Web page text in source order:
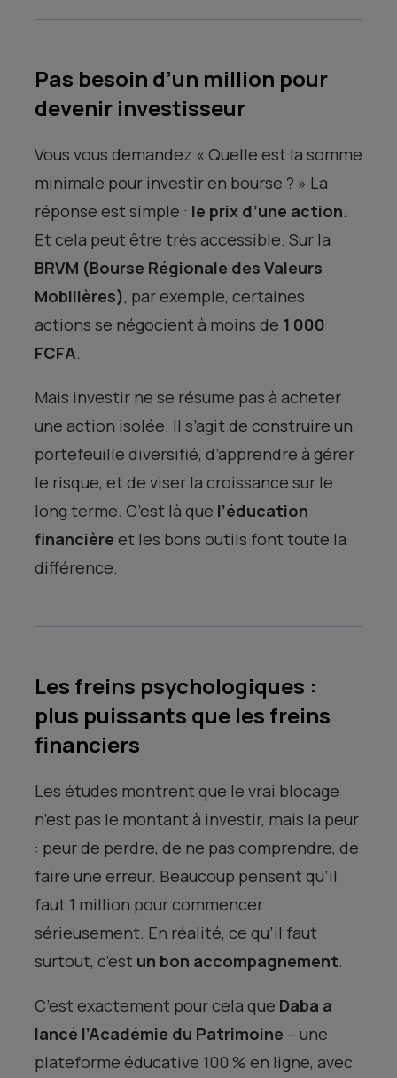
Pas besoin d’un million pour
devenir investisseur
Vous vous demandez « Quelle est la somme
minimale pour investir en bourse ? » La
réponse est simple : le prix d’une action.
Et cela peut être très accessible. Sur la
BRVM (Bourse Régionale des Valeurs
Mobilières), par exemple, certaines
actions se négocient à moins de 1 000
FCFA.
Mais investir ne se résume pas à acheter
une action isolée. Il s’agit de construire un
portefeuille diversifié, d’apprendre à gérer
le risque, et de viser la croissance sur le
long terme. C’est là que l’éducation
financière et les bons outils font toute la
différence.
Les freins psychologiques :
plus puissants que les freins
financiers
Les études montrent que le vrai blocage
n’est pas le montant à investir, mais la peur
: peur de perdre, de ne pas comprendre, de
faire une erreur. Beaucoup pensent qu’il
faut 1 million pour commencer
sérieusement. En réalité, ce qu’il faut
surtout, c’est un bon accompagnement.
C’est exactement pour cela que Daba a
lancé l’Académie du Patrimoine – une
plateforme éducative 100 % en ligne, avec